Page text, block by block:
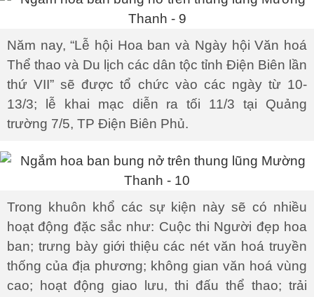
Năm nay, “Lễ hội Hoa ban và Ngày hội Văn hoá
Thể thao và Du lịch các dân tộc tỉnh Điện Biên lần
thứ VII” sẽ được tổ chức vào các ngày từ 10-
13/3; lễ khai mạc diễn ra tối 11/3 tại Quảng
trường 7/5, TP Điện Biên Phủ.
Trong khuôn khổ các sự kiện này sẽ có nhiều
hoạt động đặc sắc như: Cuộc thi Người đẹp hoa
ban; trưng bày giới thiệu các nét văn hoá truyền
thống của địa phương; không gian văn hoá vùng
cao; hoạt động giao lưu, thi đấu thể thao; trải